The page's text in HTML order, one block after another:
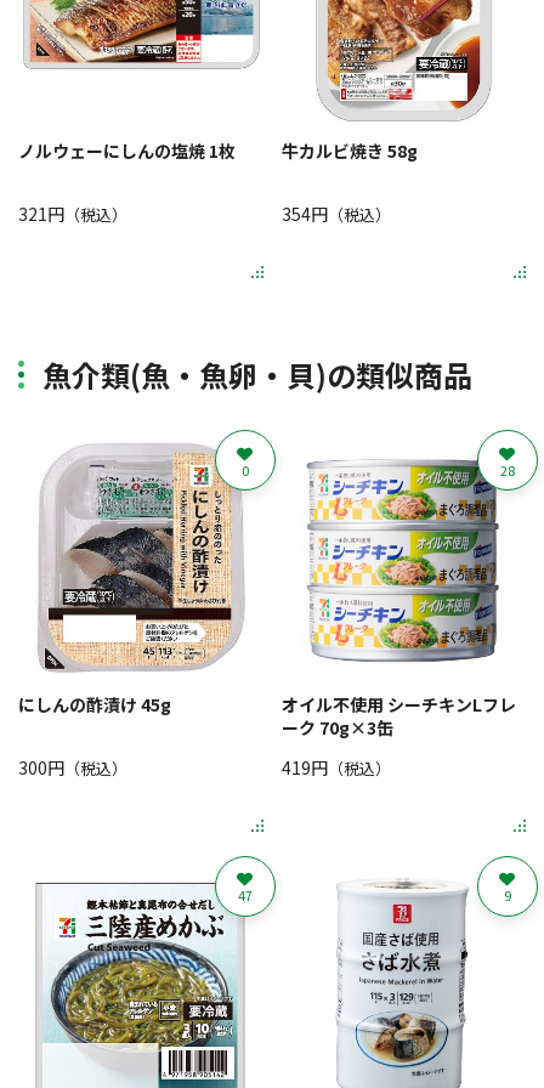
ノルウェーにしんの塩焼 1枚
321円 （税込）
牛カルビ焼き 58g
354円（税込）
魚介類(魚・魚卵・貝)の類似商品
にしんの酢漬け 45g
300円 （税込）
0
オイル不使用 シーチキンLフレ
ーク 70g×3缶
419円（税込）
28
47 9